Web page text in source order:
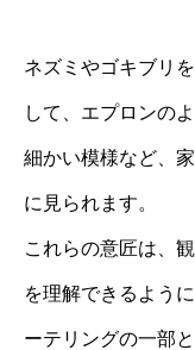
ネズミやゴキブリ
して、エプロンの
細かい模様など、
に見られます。
これらの意匠は、
を理解できるよう
ーテリングの一部